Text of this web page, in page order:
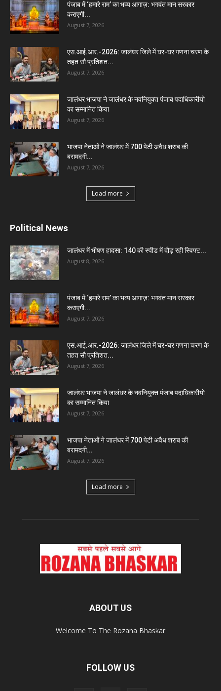
पंजाब में ‘हमारे राम’ का भव्य आगाज़: भगवंत मान सरकार
कराएगी...
August 7, 2026
एस.आई.आर.-2026: जालंधर जिले में घर-घर गणना चरण के
तहत सौ प्रतिशत...
August 7, 2026
जालंधर भाजपा ने जालंधर के नवनियुक्त पंजाब पदाधिकारीयो
का सम्मानित किया
August 7, 2026
भाजपा नेताओं ने जालंधर में 700 पेटी अवैध शराब की
बरामदगी...
August 7, 2026
Load more
Political News
जालंधर में भीषण हादसा: 140 की स्पीड में दौड़ रही स्विफ्ट...
August 8, 2026
पंजाब में ‘हमारे राम’ का भव्य आगाज़: भगवंत मान सरकार
कराएगी...
August 7, 2026
एस.आई.आर.-2026: जालंधर जिले में घर-घर गणना चरण के
तहत सौ प्रतिशत...
August 7, 2026
जालंधर भाजपा ने जालंधर के नवनियुक्त पंजाब पदाधिकारीयो
का सम्मानित किया
August 7, 2026
भाजपा नेताओं ने जालंधर में 700 पेटी अवैध शराब की
बरामदगी...
August 7, 2026
Load more
ABOUT US
Welcome To The Rozana Bhaskar
FOLLOW US